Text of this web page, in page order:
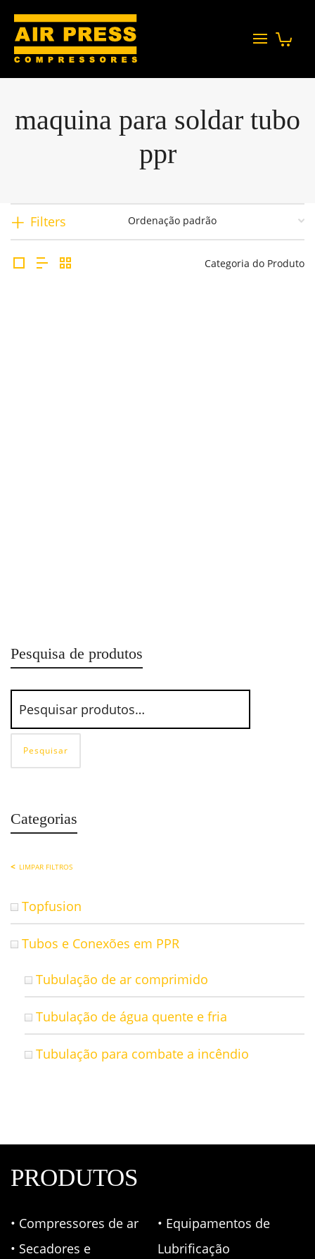
maquina para soldar tubo
ppr
Filters
Categoria do Produto
Pesquisa de produtos
Pesquisar
Categorias
LIMPAR FILTROS
Topfusion
Tubos e Conexões em PPR
Tubulação de ar comprimido
Tubulação de água quente e fria
Tubulação para combate a incêndio
PRODUTOS
• Compressores de ar
• Secadores e
• Equipamentos de
Lubrificação